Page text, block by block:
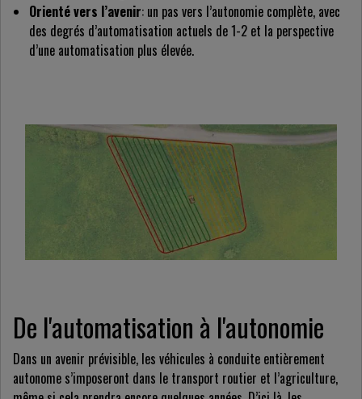
Orienté vers l’avenir: un pas vers l’autonomie complète, avec
des degrés d’automatisation actuels de 1-2 et la perspective
d’une automatisation plus élevée.
De l'automatisation à l'autonomie
Dans un avenir prévisible, les véhicules à conduite entièrement
autonome s’imposeront dans le transport routier et l’agriculture,